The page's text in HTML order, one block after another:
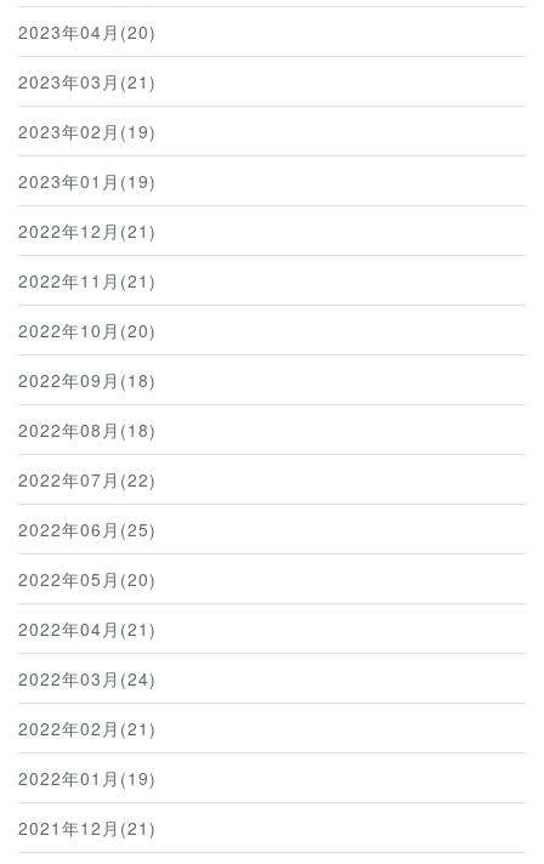
2023年04月(20)
2023年03月(21)
2023年02月(19)
2023年01月(19)
2022年12月(21)
2022年11月(21)
2022年10月(20)
2022年09月(18)
2022年08月(18)
2022年07月(22)
2022年06月(25)
2022年05月(20)
2022年04月(21)
2022年03月(24)
2022年02月(21)
2022年01月(19)
2021年12月(21)